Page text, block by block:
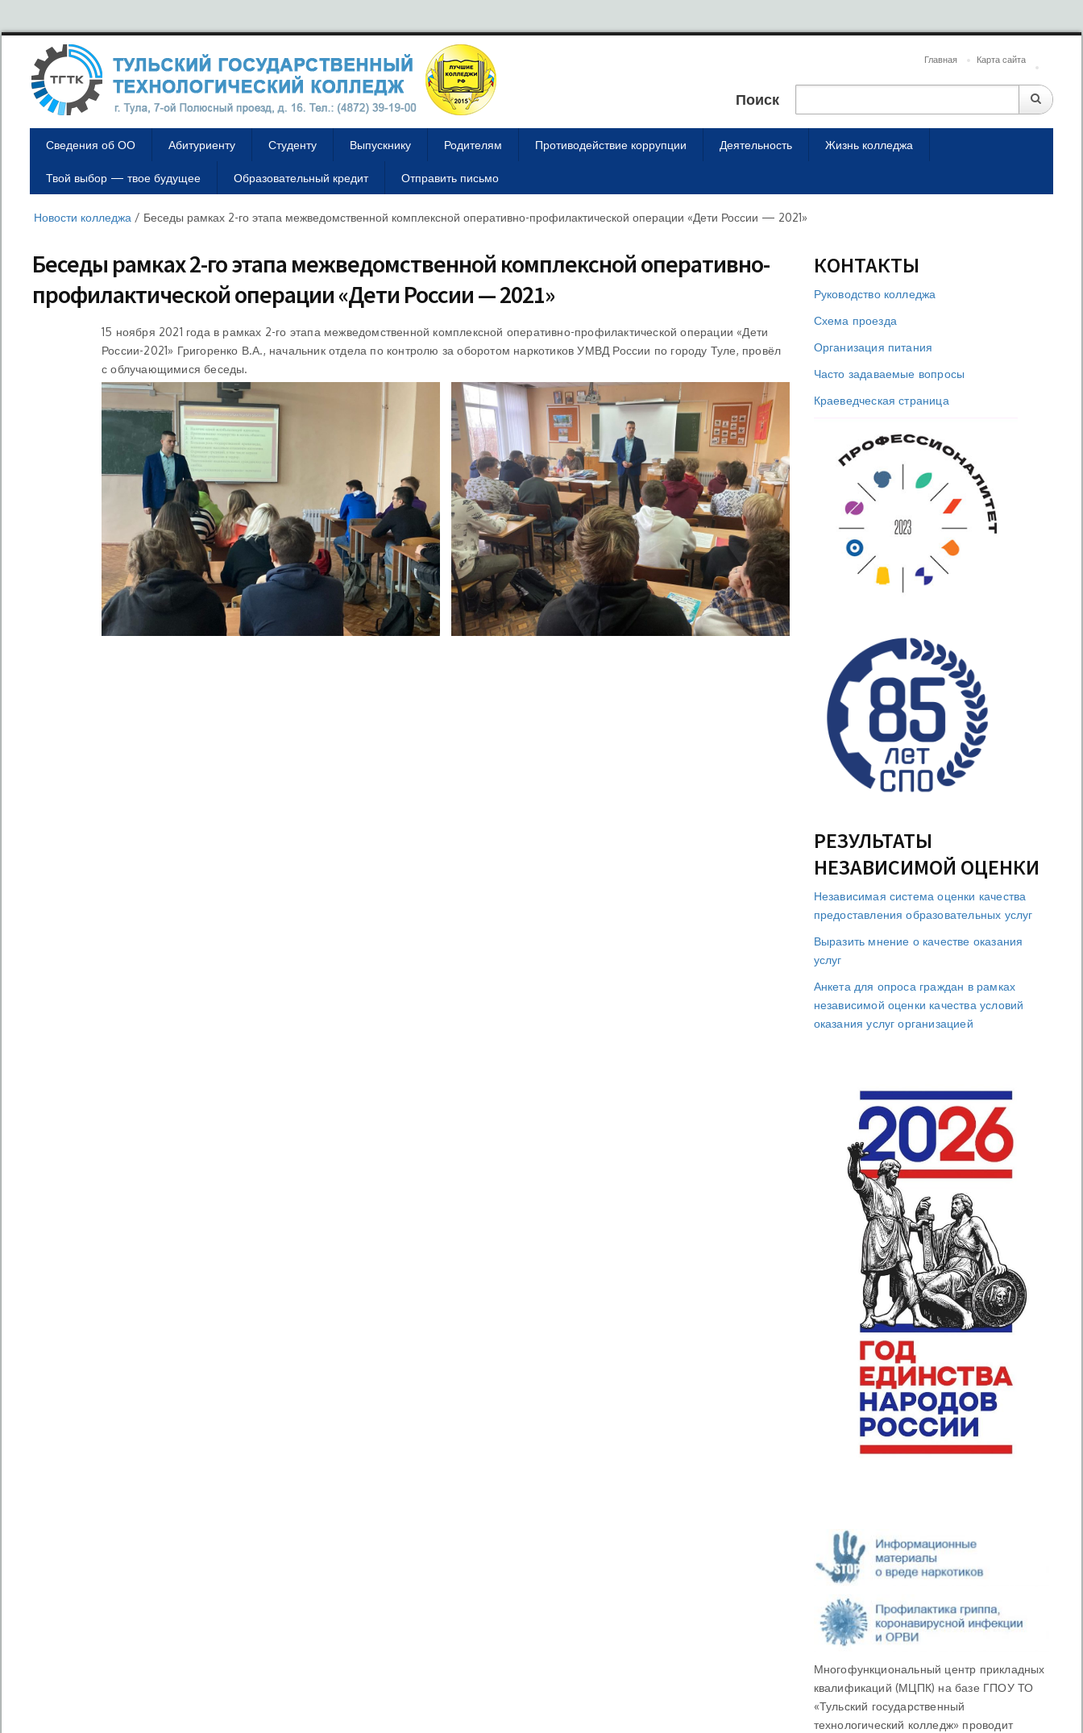
Главная Карта сайта
Поиск
Сведения об ОО Абитуриенту Студенту Выпускнику Родителям Противодействие коррупции Деятельность Жизнь колледжа
Твой выбор — твое будущее Образовательный кредит Отправить письмо
Новости колледжа / Беседы рамках 2-го этапа межведомственной комплексной оперативно-профилактической операции «Дети России — 2021»
Беседы рамках 2-го этапа межведомственной комплексной оперативно-
профилактической операции «Дети России — 2021»
15 ноября 2021 года в рамках 2-го этапа межведомственной комплексной оперативно-профилактической операции «Дети
России-2021» Григоренко В.А., начальник отдела по контролю за оборотом наркотиков УМВД России по городу Туле, провёл
с облучающимися беседы.
КОНТАКТЫ
Руководство колледжа
Схема проезда
Организация питания
Часто задаваемые вопросы
Краеведческая страница
РЕЗУЛЬТАТЫ
НЕЗАВИСИМОЙ ОЦЕНКИ
Независимая система оценки качества
предоставления образовательных услуг
Выразить мнение о качестве оказания
услуг
Анкета для опроса граждан в рамках
независимой оценки качества условий
оказания услуг организацией
Многофункциональный центр прикладных
квалификаций (МЦПК) на базе ГПОУ ТО
«Тульский государственный
технологический колледж» проводит